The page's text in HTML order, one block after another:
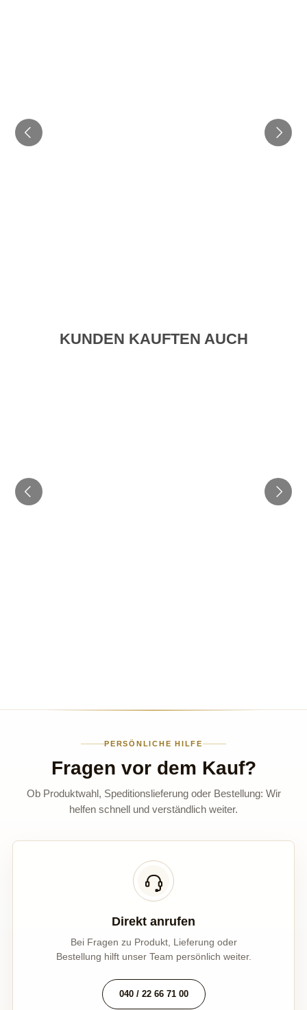
KUNDEN KAUFTEN AUCH
PERSÖNLICHE HILFE
Fragen vor dem Kauf?
Ob Produktwahl, Speditionslieferung oder Bestellung: Wir
helfen schnell und verständlich weiter.
Direkt anrufen
Bei Fragen zu Produkt, Lieferung oder
Bestellung hilft unser Team persönlich weiter.
040 / 22 66 71 00